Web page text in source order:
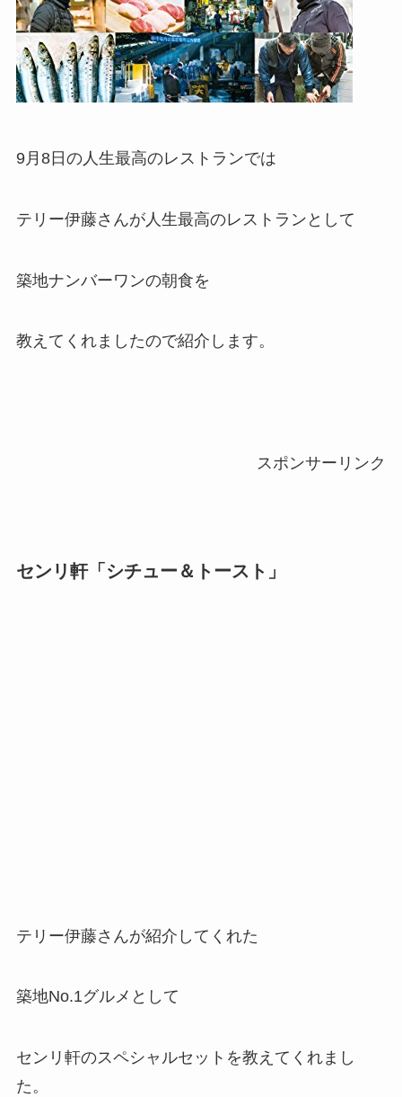
9月8日の人生最高のレストランでは
テリー伊藤さんが人生最高のレストランとして
築地ナンバーワンの朝食を
教えてくれましたので紹介します。
スポンサーリンク
センリ軒「シチュー＆トースト」
テリー伊藤さんが紹介してくれた
築地No.1グルメとして
センリ軒のスペシャルセットを教えてくれまし
た。